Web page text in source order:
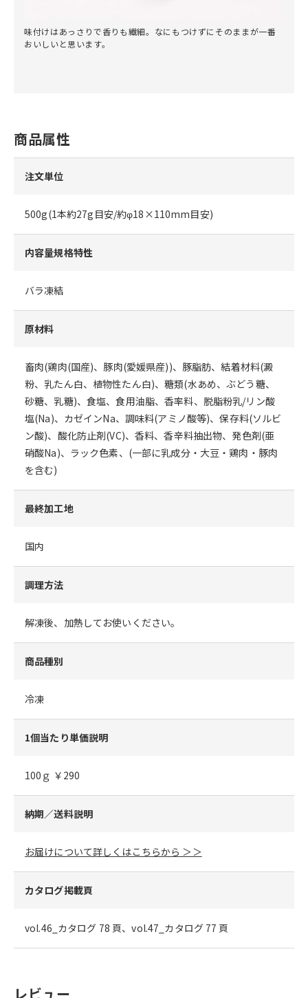
味付けはあっさりで香りも繊細。なにもつけずにそのままが一番
おいしいと思います。
商品属性
注文単位
500g(1本約27g目安/約φ18×110mm目安)
内容量規格特性
バラ凍結
原材料
畜肉(鶏肉(国産)、豚肉(愛媛県産))、豚脂肪、結着材料(澱
粉、乳たん白、植物性たん白)、糖類(水あめ、ぶどう糖、
砂糖、乳糖)、食塩、食用油脂、香率料、脱脂粉乳/リン酸
塩(Na)、カゼインNa、調味料(アミノ酸等)、保存料(ソルビ
ン酸)、酸化防止剤(VC)、香料、香辛料抽出物、発色剤(亜
硝酸Na)、ラック色素、(一部に乳成分・大豆・鶏肉・豚肉
を含む)
最終加工地
国内
調理方法
解凍後、加熱してお使いください。
商品種別
冷凍
1個当たり単価説明
100ｇ ￥290
納期／送料説明
お届けについて詳しくはこちらから ＞＞
カタログ掲載頁
vol.46_カタログ 78 頁、vol.47_カタログ 77 頁
レビュー